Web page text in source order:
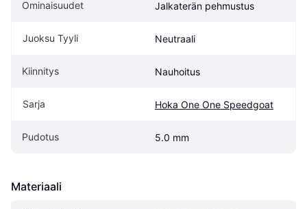
Ominaisuudet Jalkaterän pehmustus
Juoksu Tyyli Neutraali
Kiinnitys Nauhoitus
Sarja Hoka One One Speedgoat
Pudotus 5.0 mm
Materiaali